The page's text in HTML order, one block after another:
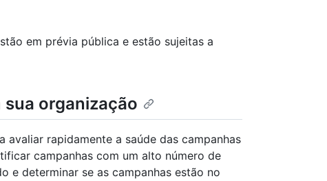
em prévia pública e estão sujeitas a
organização
rapidamente a saúde das campanhas
campanhas com um alto número de
e determinar se as campanhas estão no